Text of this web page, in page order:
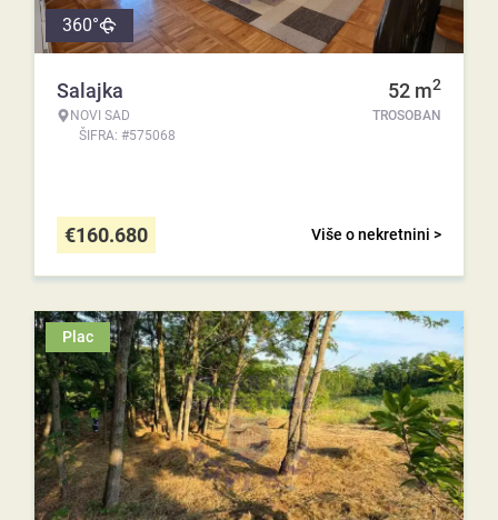
360°
Salajka
NOVI SAD
ŠIFRA: #575068
52 m2
TROSOBAN
Više o nekretnini >
€160.680
Plac